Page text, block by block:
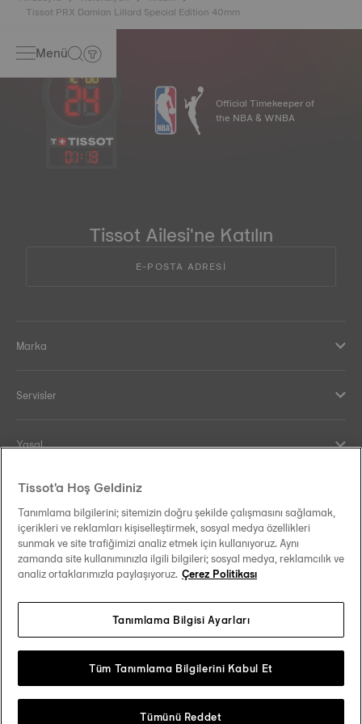
Tissot PRX Damian Lillard Special Edition 40mm
Menü
01: 13
Official Timekeeper of
the NBA & WNBA
Tissot Ailesi'ne Katılın
E-POSTA ADRESİ
Marka
Servisler
Yasal
Yardım ve İletişim
Our commitments
Follow us on social media
Change country Tissot Copyrights 2026
Tissot'a Hoş Geldiniz
Tanımlama bilgilerini; sitemizin doğru şekilde çalışmasını sağlamak,
içerikleri ve reklamları kişiselleştirmek, sosyal medya özellikleri
sunmak ve site trafiğimizi analiz etmek için kullanıyoruz. Aynı
zamanda site kullanımınızla ilgili bilgileri; sosyal medya, reklamcılık ve
analiz ortaklarımızla paylaşıyoruz. Çerez Politikası
Tanımlama Bilgisi Ayarları
Tümünü Reddet
Tüm Tanımlama Bilgilerini Kabul Et